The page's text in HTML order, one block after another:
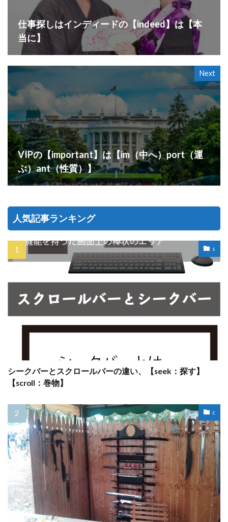
仕事探しはインディードの【indeed】は【本
当に】
Next
VIPの【important】は【im（中へ）port（運
ぶ）ant（性質）】
人気記事ランキング
s
シークバーとスクロールバーの違い、【seek：探す】
【scroll：巻物】
c